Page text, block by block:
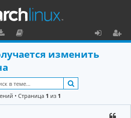
м
е
н
а
изменить
• Страница 1 из 1